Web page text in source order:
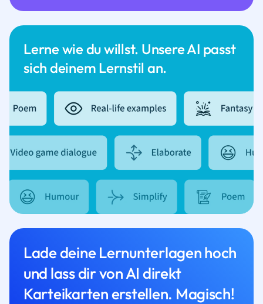
Lerne wie du willst. Unsere AI passt
sich deinem Lernstil an.
Lade deine Lernunterlagen hoch
und lass dir von AI direkt
Karteikarten erstellen. Magisch!